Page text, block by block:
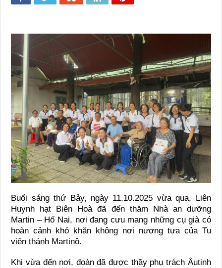
Buổi sáng thứ Bảy, ngày 11.10.2025 vừa qua, Liên
Huynh hạt Biên Hoà đã đến thăm Nhà an dưỡng
Martin – Hố Nai, nơi đang cưu mang những cụ già có
hoàn cảnh khó khăn không nơi nương tựa của Tu
viện thánh Martinô.
Khi vừa đến nơi, đoàn đã được thầy phụ trách Âutinh